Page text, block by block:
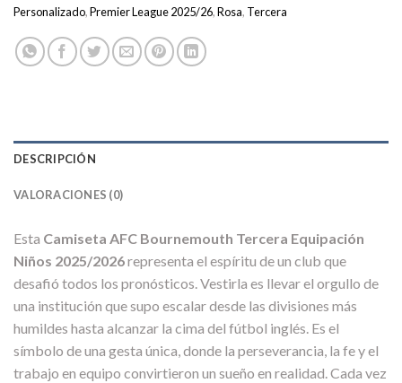
Personalizado,Premier League 2025/26,Rosa, Tercera
DESCRIPCIÓN
VALORACIONES (0)
Esta Camiseta AFC Bournemouth Tercera Equipación
Niños 2025/2026representa el espíritu de un club que
desafió todos los pronósticos. Vestirla es llevar el orgullo de
una institución que supo escalar desde las divisiones más
humildes hasta alcanzar la cima del fútbol inglés. Es el
símbolo de una gesta única, donde la perseverancia, la fe y el
trabajo en equipo convirtieron un sueño en realidad. Cada vez